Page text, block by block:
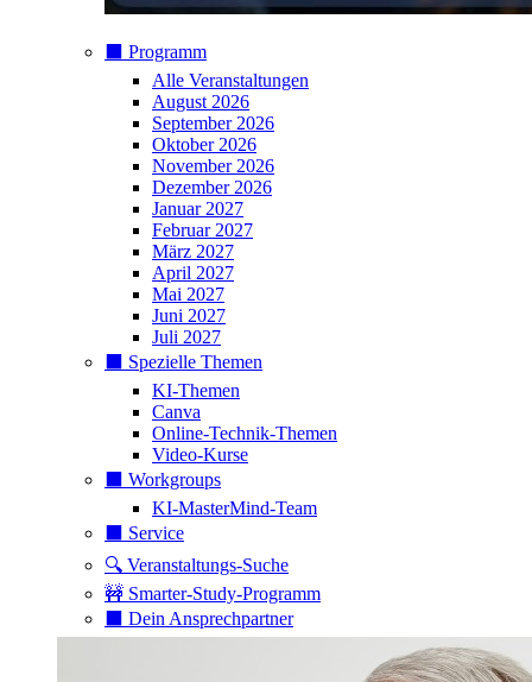
⬛️ Programm
Alle Veranstaltungen
August 2026
September 2026
Oktober 2026
November 2026
Dezember 2026
Januar 2027
Februar 2027
März 2027
April 2027
Mai 2027
Juni 2027
Juli 2027
⬛️ Spezielle Themen
KI-Themen
Canva
Online-Technik-Themen
Video-Kurse
⬛️ Workgroups
KI-MasterMind-Team
⬛️ Service
🔍 Veranstaltungs-Suche
🚧 Smarter-Study-Programm
⬛️ Dein Ansprechpartner